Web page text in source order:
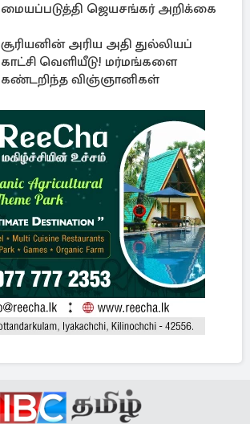
மையப்படுத்தி ஜெயசங்கர் அறிக்கை
சூரியனின் அரிய அதி துல்லியப்
காட்சி வெளியீடு! மர்மங்களை
கண்டறிந்த விஞ்ஞானிகள்